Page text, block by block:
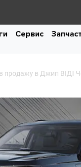
Сервис
продажу в Джип